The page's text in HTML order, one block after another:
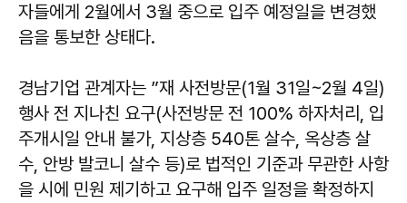
자들에게 2월에서 3월 중으로 입주 예정일을 변경했
음을 통보한 상태다.
경남기업 관계자는 ”재 사전방문(1월 31일~2월 4일)
행사 전 지나친 요구(사전방문 전 100% 하자처리, 입
주개시일 안내 불가, 지상층 540톤 살수, 옥상층 살
수, 안방 발코니 살수 등)로 법적인 기준과 무관한 사항
을 시에 민원 제기하고 요구해 입주 일정을 확정하지